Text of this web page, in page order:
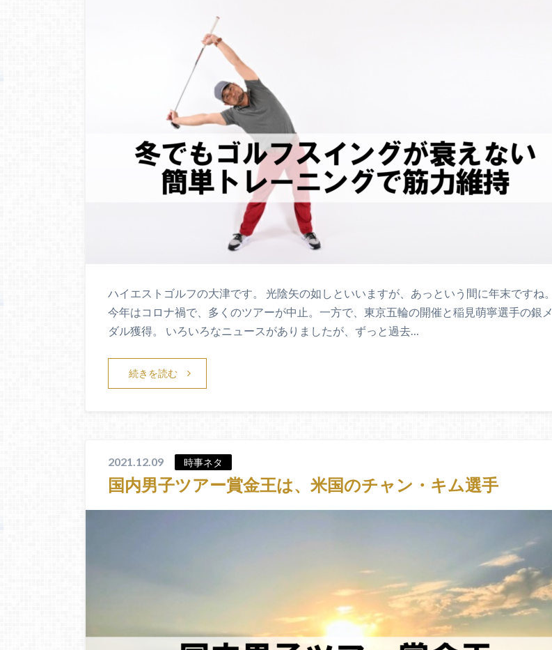
ハイエストゴルフの大津です。 光陰矢の如しといいますが、あっという間に年末ですね。
今年はコロナ禍で、多くのツアーが中止。一方で、東京五輪の開催と稲見萌寧選手の銀メ
ダル獲得。 いろいろなニュースがありましたが、ずっと過去…
続きを読む
2021.12.09 時事ネタ
国内男子ツアー賞金王は、米国のチャン・キム選手